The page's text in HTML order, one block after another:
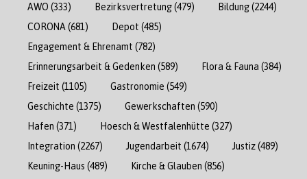
AWO (333) Bezirksvertretung(479) Bildung(2244)
CORONA (681) Depot (485)
Engagement & Ehrenamt (782)
Erinnerungsarbeit & Gedenken (589) Flora & Fauna (384)
Freizeit (1105) Gastronomie (549)
Geschichte (1375) Gewerkschaften (590)
Hafen (371) Hoesch & Westfalenhütte (327)
Integration (2267) Jugendarbeit (1674) Justiz(489)
Keuning-Haus (489) Kirche & Glauben (856)